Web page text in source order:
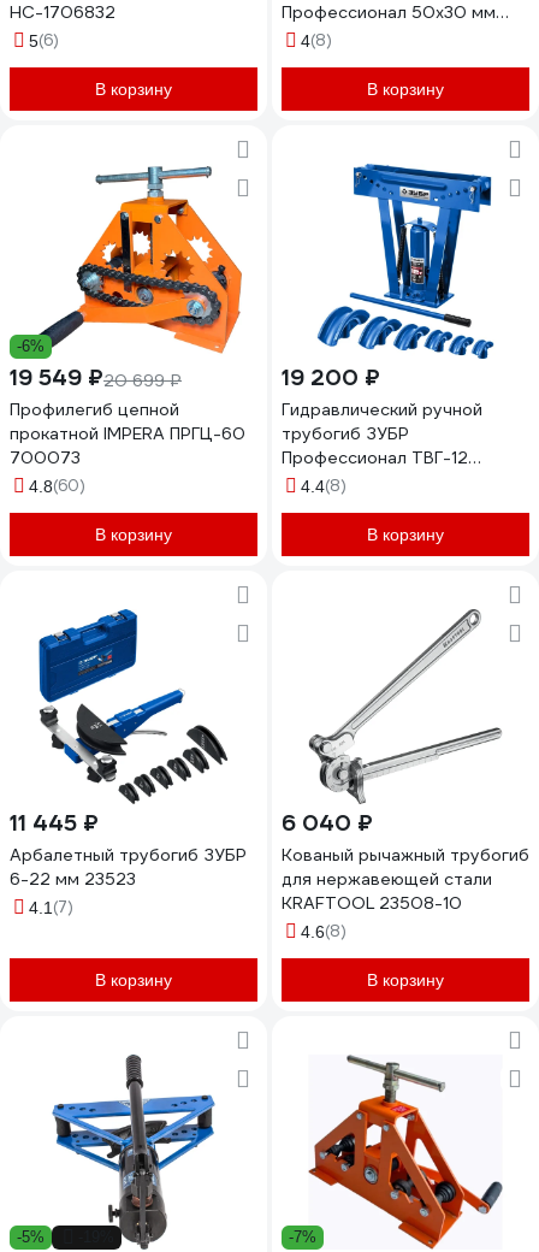
НС-1706832
5(6)
В корзину
Профессионал 50x30 мм
23620-50
4(8)
В корзину
-6%
19 549 ₽20 699 ₽
Профилегиб цепной
прокатной IMPERA ПРГЦ-60
700073
4.8(60)
В корзину
19 200 ₽
Гидравлический ручной
трубогиб ЗУБР
Профессионал ТВГ-12
вертикальный, 12т 43078-
4.4(8)
В корзину
11 445 ₽
Арбалетный трубогиб ЗУБР
6-22 мм 23523
4.1 (7)
В корзину
6 040 ₽
Кованый рычажный трубогиб
для нержавеющей стали
KRAFTOOL 23508-10
4.6(8)
В корзину
-5% -7%